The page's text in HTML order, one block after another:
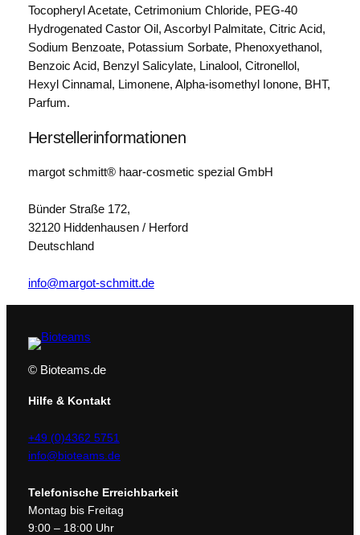
t
e
n
S
ü
ß
r
s
O
N
I
U
M
a
r
u
d
K
p
f
h
Tocopheryl Acetate, Cetrimonium Chloride, PEG-40
Hydrogenated Castor Oil, Ascorbyl Palmitate, Citric Acid,
Sodium Benzoate, Potassium Sorbate, Phenoxyethanol,
Benzoic Acid, Benzyl Salicylate, Linalool, Citronellol,
Hexyl Cinnamal, Limonene, Alpha-isomethyl Ionone, BHT,
Parfum.
Herstellerinformationen
margot schmitt® haar-cosmetic spezial GmbH
Bünder Straße 172,
32120 Hiddenhausen / Herford
Deutschland
info@margot-schmitt.de
© Bioteams.de
Hilfe & Kontakt
+49 (0)4362 5751
info@bioteams.de
Telefonische Erreichbarkeit
Montag bis Freitag
9:00 – 18:00 Uhr